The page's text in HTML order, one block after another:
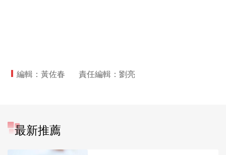
編輯：黃佐春 責任編輯：劉亮
最新推薦